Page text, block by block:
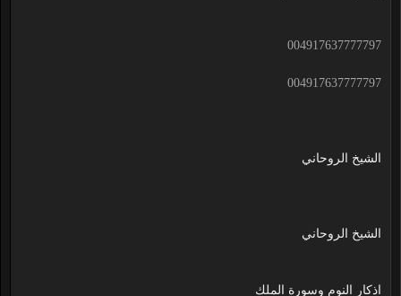
004917637777797
004917637777797
الشيخ الروحاني
الشيخ الروحاني
اذكار النوم وسورة الملك